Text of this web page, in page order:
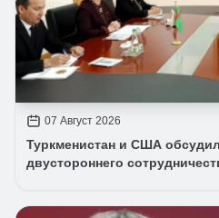
07 Август 2026
Туркменистан и США
двустороннего